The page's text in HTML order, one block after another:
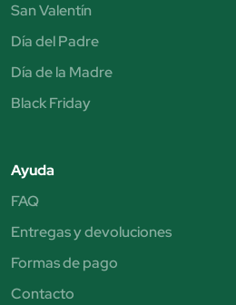
San Valentín
Día del Padre
Día de la Madre
Black Friday
Ayuda
FAQ
Entregas y devoluciones
Formas de pago
Contacto